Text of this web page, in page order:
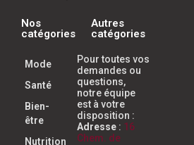
Nos
catégories
Mode
Santé
Bien-
être
Nutrition
Autres
catégories
Pour toutes vos
demandes ou
questions,
notre équipe
est à votre
disposition :
Adresse : 16
Chem. de